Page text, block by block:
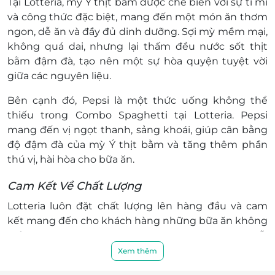
111 Dương Bá Trạc, P. 1, Quận 8, Hồ Chí Minh
357 Quốc lộ 22, ấp Thượng, xã Tân Thông Hội, Huyện
Củ Chi, Hồ Chí Minh
P5 _SH.02 Tòa Park 5 Vinhomes Central, 20A Điện
Biên Phủ, Phường 22, Quận Bình Thạnh, Hồ Chí Minh
469 Nguyễn Hữu Thọ, P. Tân Hưng, Quận 7, Hồ Chí
S6.0301.S04 & S6.0301.S03 Origami Vinhomes Grand
Park, Quận 9, Hồ Chí Minh
292 Đinh Bộ Lĩnh, P. 26, Quận Bình Thạnh, Hồ Chí
Minh
Số 2 Song Hành (gần Cầu Đen), P. An Phú, Quận 2,
Hồ Chí Minh
Quận 8, Hồ Chí Minh
801 Hồng Bàng, P. 9, Quận 6, Hồ Chí Minh
573 Huỳnh Tấn Phát, P. Tân Thuận Đông, Quận 7, Hồ
và công thức đặc biệt, mang đến một món ăn thơm
ngon, dễ ăn và đầy đủ dinh dưỡng. Sợi mỳ mềm mại,
không quá dai, nhưng lại thấm đều nước sốt thịt
bằm đậm đà, tạo nên một sự hòa quyện tuyệt vời
giữa các nguyên liệu.
Bên cạnh đó, Pepsi là một thức uống không thể
thiếu trong Combo Spaghetti tại Lotteria. Pepsi
mang đến vị ngọt thanh, sảng khoái, giúp cân bằng
độ đậm đà của mỳ Ý thịt bằm và tăng thêm phần
thú vị, hài hòa cho bữa ăn.
Cam Kết Về Chất Lượng
Lotteria luôn đặt chất lượng lên hàng đầu và cam
kết mang đến cho khách hàng những bữa ăn không
sản phẩm của Lotteria đều được chế biến từ nguyên
Xem thêm